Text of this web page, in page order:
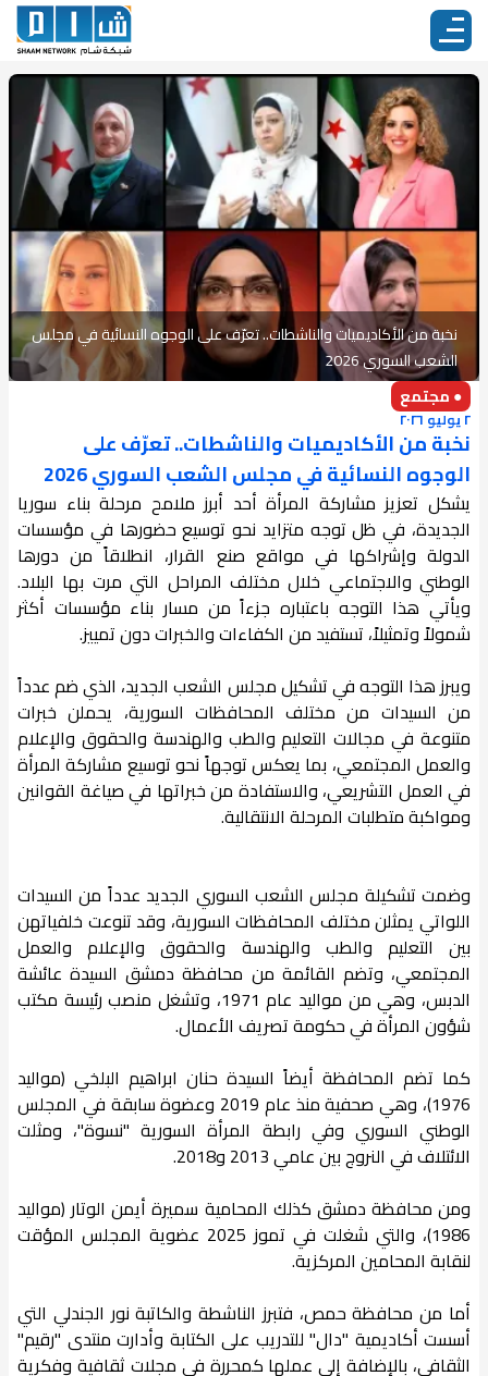
نخبة من الأكاديميات والناشطات.. تعرّف على الوجوه النسائية في مجلس
الشعب السوري 2026
● مجتمع
٢ يوليو ٢٠٢٦
نخبة من الأكاديميات والناشطات.. تعرّف على
الوجوه النسائية في مجلس الشعب السوري 2026
يشكل تعزيز مشاركة المرأة أحد أبرز ملامح مرحلة بناء سوريا
الجديدة، في ظل توجه متزايد نحو توسيع حضورها في مؤسسات
الدولة وإشراكها في مواقع صنع القرار، انطلاقاً من دورها
الوطني والاجتماعي خلال مختلف المراحل التي مرت بها البلاد.
ويأتي هذا التوجه باعتباره جزءاً من مسار بناء مؤسسات أكثر
شمولاً وتمثيلاً، تستفيد من الكفاءات والخبرات دون تمييز.
ويبرز هذا التوجه في تشكيل مجلس الشعب الجديد، الذي ضم عدداً
من السيدات من مختلف المحافظات السورية، يحملن خبرات
متنوعة في مجالات التعليم والطب والهندسة والحقوق والإعلام
والعمل المجتمعي، بما يعكس توجهاً نحو توسيع مشاركة المرأة
في العمل التشريعي، والاستفادة من خبراتها في صياغة القوانين
ومواكبة متطلبات المرحلة الانتقالية.
وضمت تشكيلة مجلس الشعب السوري الجديد عدداً من السيدات
اللواتي يمثلن مختلف المحافظات السورية، وقد تنوعت خلفياتهن
بين التعليم والطب والهندسة والحقوق والإعلام والعمل
المجتمعي، و​تضم القائمة من محافظة دمشق السيدة عائشة
الدبس، وهي من مواليد عام 1971، وتشغل منصب رئيسة مكتب
شؤون المرأة في حكومة تصريف الأعمال.
كما تضم المحافظة أيضاً السيدة حنان ابراهيم البلخي (مواليد
1976)، وهي صحفية منذ عام 2019 وعضوة سابقة في المجلس
الوطني السوري وفي رابطة المرأة السورية "نسوة"، ومثلت
الائتلاف في النروج بين عامي 2013 و2018.
ومن محافظة دمشق كذلك المحامية سميرة أيمن الوتار (مواليد
1986)، والتي شغلت في تموز 2025 عضوية المجلس المؤقت
لنقابة المحامين المركزية.
​أما من محافظة حمص، فتبرز الناشطة والكاتبة نور الجندلي التي
أسست أكاديمية "دال" للتدريب على الكتابة وأدارت منتدى "رقيم"
الثقافي، بالإضافة إلى عملها كمحررة في مجلات ثقافية وفكرية